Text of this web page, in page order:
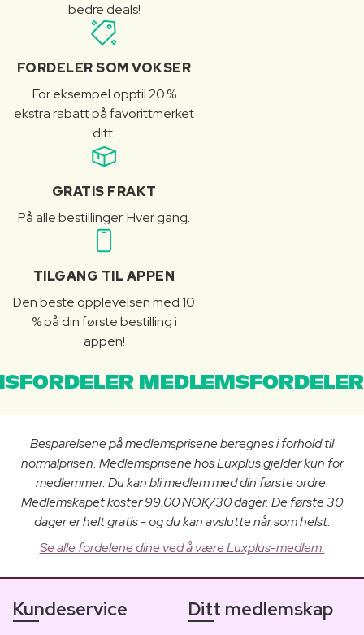
bedre deals!
FORDELER SOM VOKSER
For eksempel opptil 20 %
ekstra rabatt på favorittmerket
ditt.
GRATIS FRAKT
På alle bestillinger. Hver gang.
TILGANG TIL APPEN
Den beste opplevelsen med 10
% på din første bestilling i
appen!
Besparelsene på medlemsprisene beregnes i forhold til
normalprisen. Medlemsprisene hos Luxplus gjelder kun for
medlemmer. Du kan bli medlem med din første ordre.
Medlemskapet koster 99.00 NOK/30 dager. De første 30
dager er helt gratis - og du kan avslutte når som helst.
Se alle fordelene dine ved å være Luxplus-medlem.
Kundeservice Ditt medlemskap